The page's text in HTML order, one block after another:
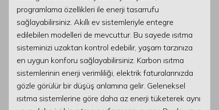
programlama özellikleri ile enerji tasarrufu
sağlayabilirsiniz. Akıllı ev sistemleriyle entegre
edilebilen modelleri de mevcuttur. Bu sayede ısıtma
sisteminizi uzaktan kontrol edebilir, yaşam tarzınıza
en uygun konforu sağlayabilirsiniz. Karbon ısıtma
sistemlerinin enerji verimliliği, elektrik faturalarınızda
gözle görülür bir düşüş anlamına gelir. Geleneksel
ısıtma sistemlerine göre daha az enerji tüketerek aynı